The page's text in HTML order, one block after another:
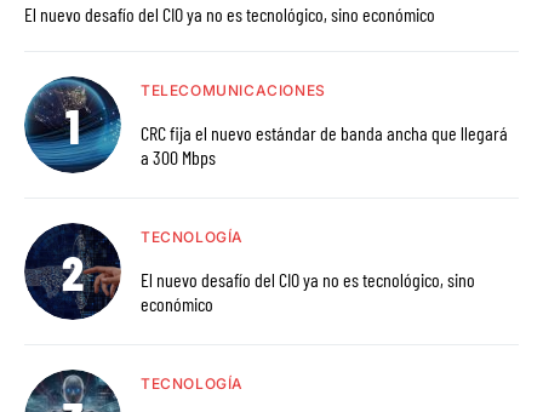
El nuevo desafío del CIO ya no es tecnológico, sino económico
TELECOMUNICACIONES
CRC fija el nuevo estándar de banda ancha que llegará
a 300 Mbps
TECNOLOGÍA
El nuevo desafío del CIO ya no es tecnológico, sino
económico
TECNOLOGÍA